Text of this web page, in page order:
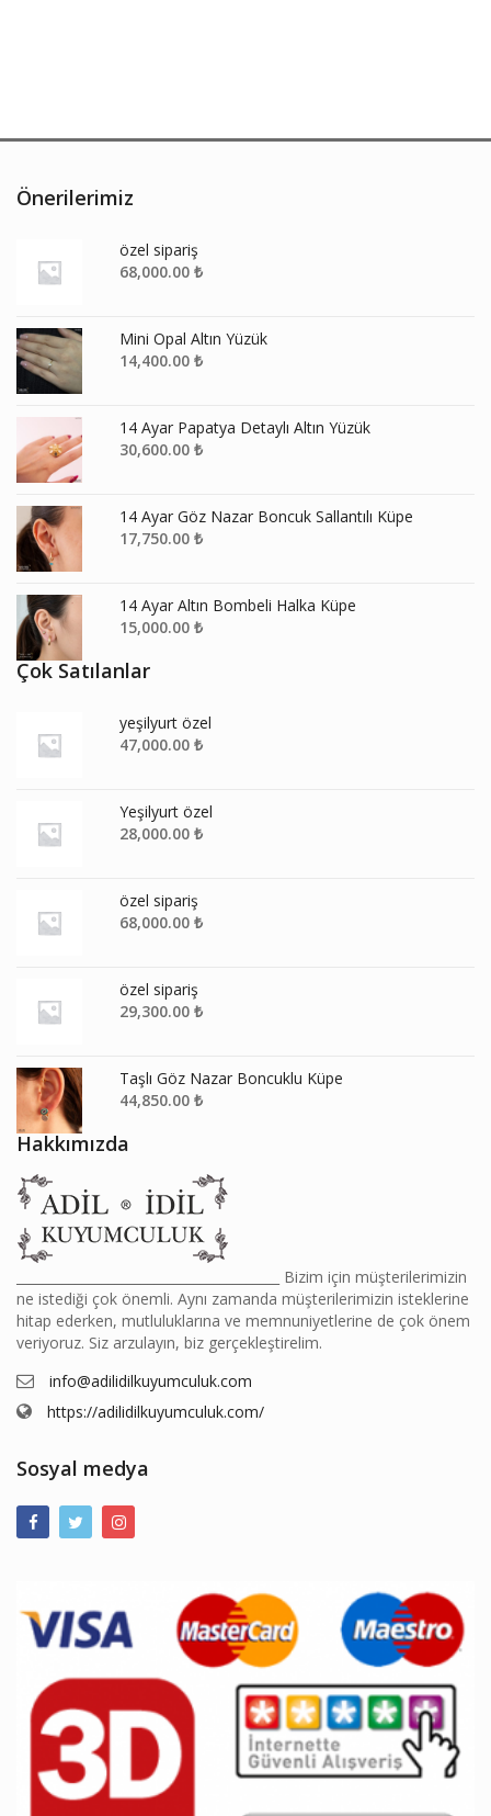
Önerilerimiz
özel sipariş
68,000.00 ₺
Mini Opal Altın Yüzük
14,400.00 ₺
14 Ayar Papatya Detaylı Altın Yüzük
30,600.00 ₺
14 Ayar Göz Nazar Boncuk Sallantılı Küpe
17,750.00 ₺
14 Ayar Altın Bombeli Halka Küpe
15,000.00 ₺
Çok Satılanlar
yeşilyurt özel
47,000.00 ₺
Yeşilyurt özel
28,000.00 ₺
özel sipariş
68,000.00 ₺
özel sipariş
29,300.00 ₺
Taşlı Göz Nazar Boncuklu Küpe
44,850.00 ₺
Hakkımızda
________________________________________ Bizim için müşterilerimizin
ne istediği çok önemli. Aynı zamanda müşterilerimizin isteklerine
hitap ederken, mutluluklarına ve memnuniyetlerine de çok önem
veriyoruz. Siz arzulayın, biz gerçekleştirelim.
info@adilidilkuyumculuk.com
https://adilidilkuyumculuk.com/
Sosyal medya